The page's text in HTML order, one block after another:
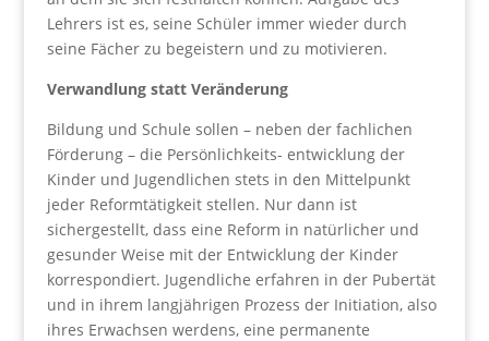
Lehrers ist es, seine Schüler immer wieder durch
seine Fächer zu begeistern und zu motivieren.
Verwandlung statt Veränderung
Bildung und Schule sollen – neben der fachlichen
Förderung – die Persönlichkeits- entwicklung der
Kinder und Jugendlichen stets in den Mittelpunkt
jeder Reformtätigkeit stellen. Nur dann ist
sichergestellt, dass eine Reform in natürlicher und
gesunder Weise mit der Entwicklung der Kinder
korrespondiert. Jugendliche erfahren in der Pubertät
und in ihrem langjährigen Prozess der Initiation, also
ihres Erwachsen werdens, eine permanente